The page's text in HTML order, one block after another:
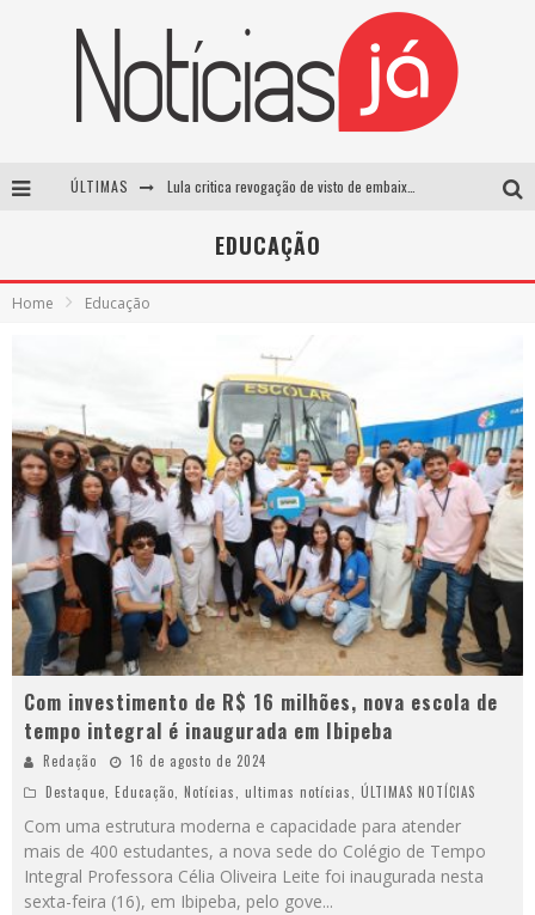
ÚLTIMAS Lula critica revogação de visto de embaixadora brasileira pelos EUA e chama medida de “irresponsável”
TRE-SP forma maioria para manter Pablo Marçal inelegível até 2032
EDUCAÇÃO
Home Educação
Com investimento de R$ 16 milhões, nova escola de
tempo integral é inaugurada em Ibipeba
Redação
16 de agosto de 2024
Destaque, Educação, Notícias, ultimas notícias, ÚLTIMAS NOTÍCIAS
Com uma estrutura moderna e capacidade para atender
mais de 400 estudantes, a nova sede do Colégio de Tempo
Integral Professora Célia Oliveira Leite foi inaugurada nesta
sexta-feira (16), em Ibipeba, pelo gove...